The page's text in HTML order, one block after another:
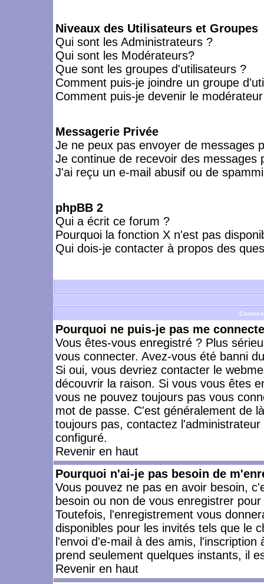
Niveaux des Utilisateurs et Groupes
Qui sont les Administrateurs ?
Qui sont les Modérateurs?
Que sont les groupes d'utilisateurs ?
Comment puis-je joindre un groupe
Comment puis-je devenir le
Messagerie Privée
Je ne peux pas envoyer de messages
Je continue de recevoir des messages
J'ai reçu un e-mail abusif ou de
phpBB 2
Qui a écrit ce forum ?
Pourquoi la fonction X n'est pas
Qui dois-je contacter à propos des
Pourquoi ne puis-je pas me
Vous êtes-vous enregistré ? Plus
vous connecter. Avez-vous été banni
Si oui, vous devriez contacter le
découvrir la raison. Si vous vous êtes
vous ne pouvez toujours pas vous
mot de passe. C'est généralement de
toujours pas, contactez
configuré.
Revenir en haut
Pourquoi n'ai-je pas besoin de
Vous pouvez ne pas en avoir besoin,
besoin ou non de vous enregistrer
Toutefois, l'enregistrement vous
disponibles pour les invités tels que le
l'envoi d'e-mail à des amis,
prend seulement quelques instants, il
Revenir en haut